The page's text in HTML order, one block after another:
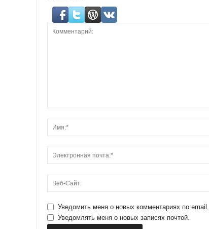
Уведомить меня о новых комментариях по email.
Уведомлять меня о новых записях почтой.